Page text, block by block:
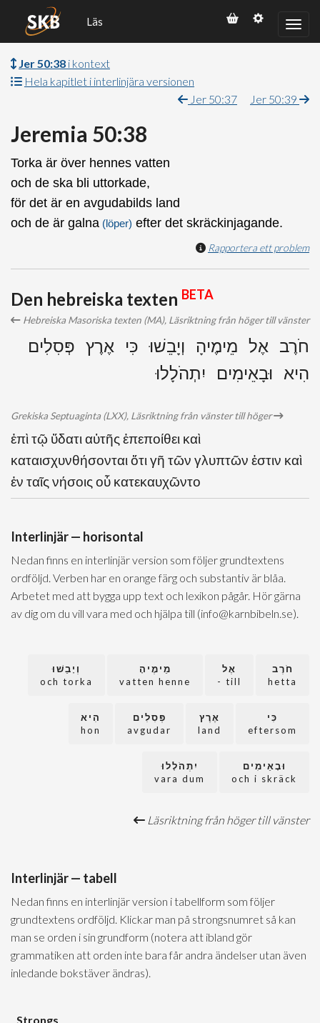
Läs
Jer 50:38 i kontext
Hela kapitlet i interlinjära versionen
Jer 50:37
Jer 50:39
Jeremia 50:38
Torka är över hennes vatten
och de ska bli uttorkade,
för det är en avgudabilds land
och de är galna (löper) efter det skräckinjagande.
Rapportera ett problem
Den hebreiska texten BETA
Hebreiska Masoriska texten (MA), Läsriktning från höger till vänster
חֹרֶב אֶל מֵימֶיהָ וְיָבֵשׁוּ כִּי אֶרֶץ פְּסִלִים
הִיא וּבָאֵימִים יִתְהֹלָלוּ
Grekiska Septuaginta (LXX), Läsriktning från vänster till höger
ἐπὶ τῷ ὕδατι αὐτῆς ἐπεποίθει καὶ
καταισχυνθήσονται ὅτι γῆ τῶν γλυπτῶν ἐστιν καὶ
ἐν ταῖς νήσοις οὗ κατεκαυχῶντο
Interlinjär — horisontal
Nedan finns en interlinjär version som följer grundtextens
ordföljd. Verben har en orange färg och substantiv är blåa.
Arbetet med att bygga upp text och lexikon pågår. Hör gärna
av dig om du vill vara med och hjälpa till (info@karnbibeln.se).
חֹרֶב
hetta
אֶל
till -
מֵימֶיהָ
vatten henne
וְיָבֵשׁוּ
och torka
כִּי
eftersom
אֶרֶץ
land
פְּסִלִים
avgudar
הִיא
hon
וּבָאֵימִים
och i skräck
יִתְהֹלָלוּ
vara dum
Läsriktning från höger till vänster
Interlinjär — tabell
Nedan finns en interlinjär version i tabellform som följer
grundtextens ordföljd. Klickar man på strongsnumret så kan
man se orden i sin grundform (notera att ibland gör
grammatiken att orden inte bara får andra ändelser utan även
inledande bokstäver ändras).
Strongs